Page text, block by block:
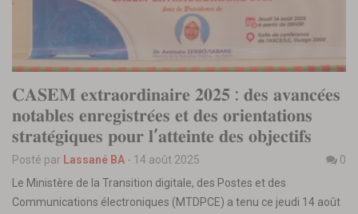
𝐂𝐀𝐒𝐄𝐌 𝐞𝐱𝐭𝐫𝐚𝐨𝐫𝐝𝐢𝐧𝐚𝐢𝐫𝐞 𝟐𝟎𝟐𝟓 : 𝐝𝐞𝐬 𝐚𝐯𝐚𝐧𝐜𝐞́𝐞𝐬
𝐧𝐨𝐭𝐚𝐛𝐥𝐞𝐬 𝐞𝐧𝐫𝐞𝐠𝐢𝐬𝐭𝐫𝐞́𝐞𝐬 𝐞𝐭 𝐝𝐞𝐬 𝐨𝐫𝐢𝐞𝐧𝐭𝐚𝐭𝐢𝐨𝐧𝐬
𝐬𝐭𝐫𝐚𝐭𝐞́𝐠𝐢𝐪𝐮𝐞𝐬 𝐩𝐨𝐮𝐫 𝐥’𝐚𝐭𝐭𝐞𝐢𝐧𝐭𝐞 𝐝𝐞𝐬 𝐨𝐛𝐣𝐞𝐜𝐭𝐢𝐟𝐬
Posté par Lassané BA - 14 août 2025
0
Le Ministère de la Transition digitale, des Postes et des
Communications électroniques (MTDPCE) a tenu ce jeudi 14 août